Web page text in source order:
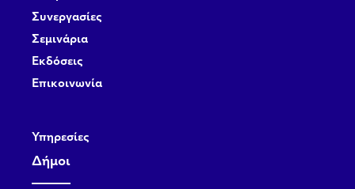
Συνεργασίες
Σεμινάρια
Εκδόσεις
Επικοινωνία
Υπηρεσίες
Δήμοι